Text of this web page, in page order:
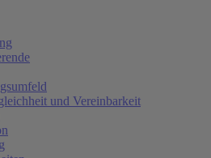
und Vereinbarkeit